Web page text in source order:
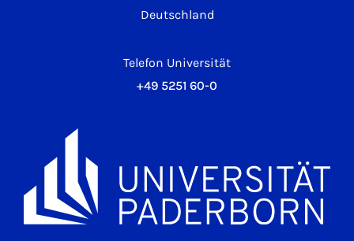
Deutschland
Telefon Universität
+49 5251 60-0